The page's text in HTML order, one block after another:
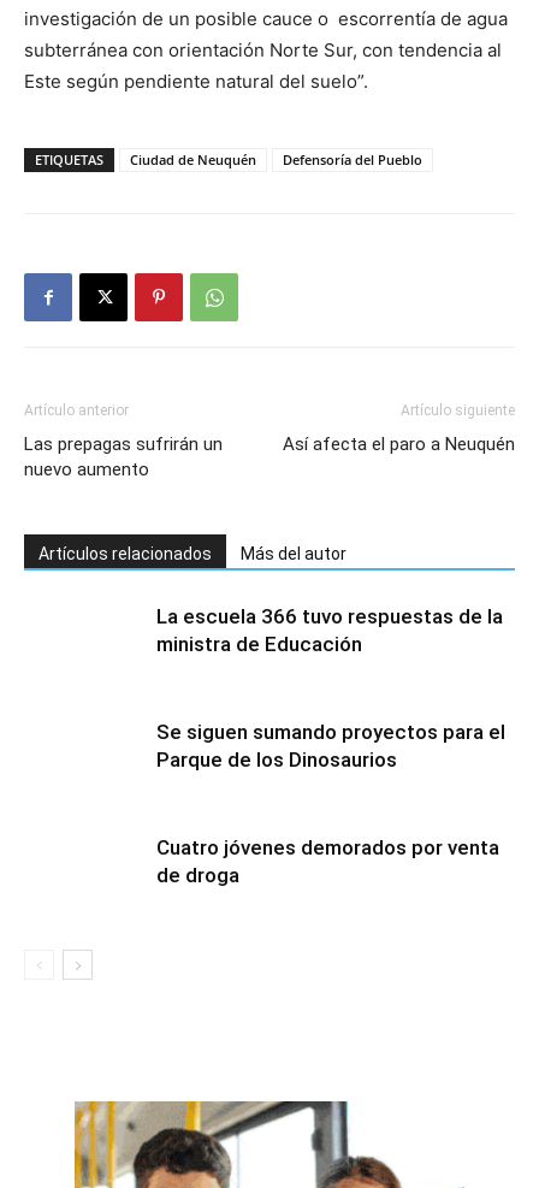
investigación de un posible cauce o escorrentía de agua
subterránea con orientación Norte Sur, con tendencia al
Este según pendiente natural del suelo”.
ETIQUETAS Ciudad de Neuquén Defensoría del Pueblo
Artículo anterior
Las prepagas sufrirán un
nuevo aumento
Artículo siguiente
Así afecta el paro a Neuquén
Artículos relacionados Más del autor
La escuela 366 tuvo respuestas de la
ministra de Educación
Se siguen sumando proyectos para el
Parque de los Dinosaurios
Cuatro jóvenes demorados por venta
de droga